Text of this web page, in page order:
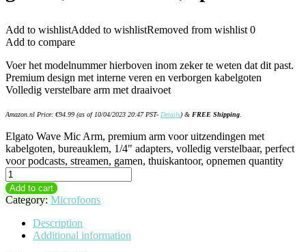
Add to wishlistAdded to wishlistRemoved from wishlist 0
Add to compare
Voer het modelnummer hierboven inom zeker te weten dat dit past.
Premium design met interne veren en verborgen kabelgoten
Volledig verstelbare arm met draaivoet
Amazon.nl Price: €94.99 (as of 10/04/2023 20:47 PST- Details) & FREE Shipping
Elgato Wave Mic Arm, premium arm voor uitzendingen met
kabelgoten, bureauklem, 1/4" adapters, volledig verstelbaar, perfect
voor podcasts, streamen, gamen, thuiskantoor, opnemen quantity
Add to cart
Category: Microfoons
Description
Additional information